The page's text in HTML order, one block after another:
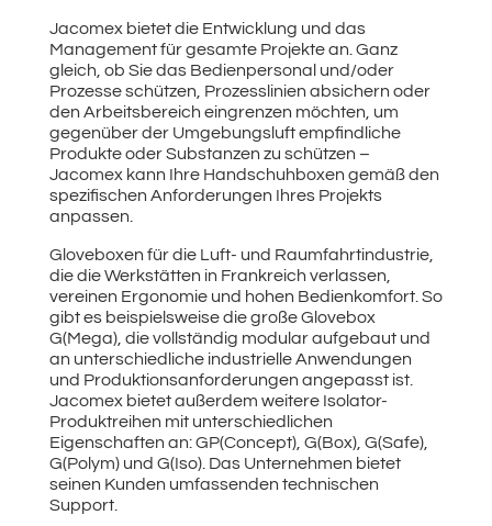
Jacomex bietet die Entwicklung und das
Management für gesamte Projekte an. Ganz
gleich, ob Sie das Bedienpersonal und/oder
Prozesse schützen, Prozesslinien absichern oder
den Arbeitsbereich eingrenzen möchten, um
gegenüber der Umgebungsluft empfindliche
Produkte oder Substanzen zu schützen –
Jacomex kann Ihre Handschuhboxen gemäß den
spezifischen Anforderungen Ihres Projekts
anpassen.
Gloveboxen für die Luft- und Raumfahrtindustrie,
die die Werkstätten in Frankreich verlassen,
vereinen Ergonomie und hohen Bedienkomfort. So
gibt es beispielsweise die große Glovebox
G(Mega), die vollständig modular aufgebaut und
an unterschiedliche industrielle Anwendungen
und Produktionsanforderungen angepasst ist.
Jacomex bietet außerdem weitere Isolator-
Produktreihen mit unterschiedlichen
Eigenschaften an: GP(Concept), G(Box), G(Safe),
G(Polym) und G(Iso). Das Unternehmen bietet
seinen Kunden umfassenden technischen
Support.